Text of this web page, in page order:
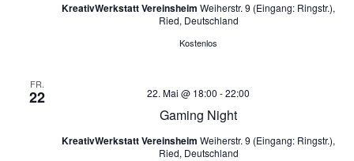
KreativWerkstatt Vereinsheim Weiherstr. 9 (Eingang: Ringstr.),
Ried, Deutschland
Kostenlos
FR.
22
Gaming Night
22. Mai @ 18:00 -22:00
KreativWerkstatt Vereinsheim Weiherstr. 9 (Eingang: Ringstr.),
Ried, Deutschland